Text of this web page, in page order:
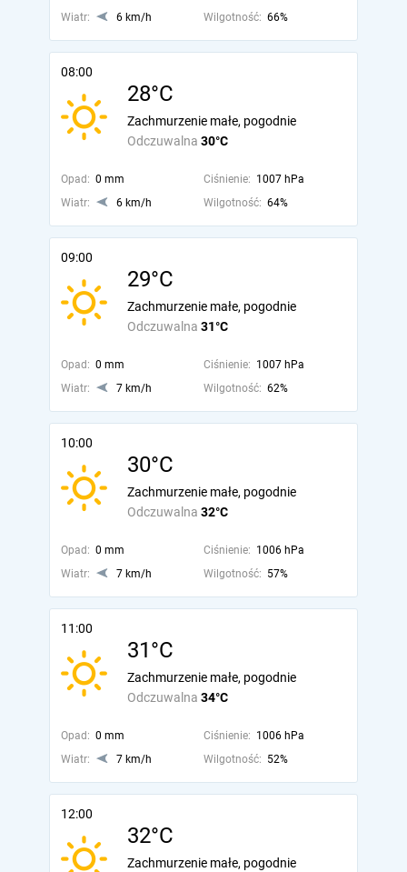
Wiatr: 6 km/h Wilgotność: 66%
08:00
28°C
Odczuwalna 30°C
Zachmurzenie małe, pogodnie
Opad: 0 mm Ciśnienie: 1007 hPa
Wiatr:
6 km/h Wilgotność: 64%
09:00
29°C
Odczuwalna 31°C
Zachmurzenie małe, pogodnie
Opad: 0 mm Ciśnienie: 1007 hPa
Wiatr:
7 km/h Wilgotność: 62%
10:00
30°C
Odczuwalna 32°C
Zachmurzenie małe, pogodnie
Opad: 0 mm Ciśnienie: 1006 hPa
Wiatr:
7 km/h Wilgotność: 57%
11:00
31°C
Odczuwalna 34°C
Zachmurzenie małe, pogodnie
Opad: 0 mm Ciśnienie: 1006 hPa
Wiatr:
7 km/h Wilgotność: 52%
12:00
32°C
Zachmurzenie małe, pogodnie